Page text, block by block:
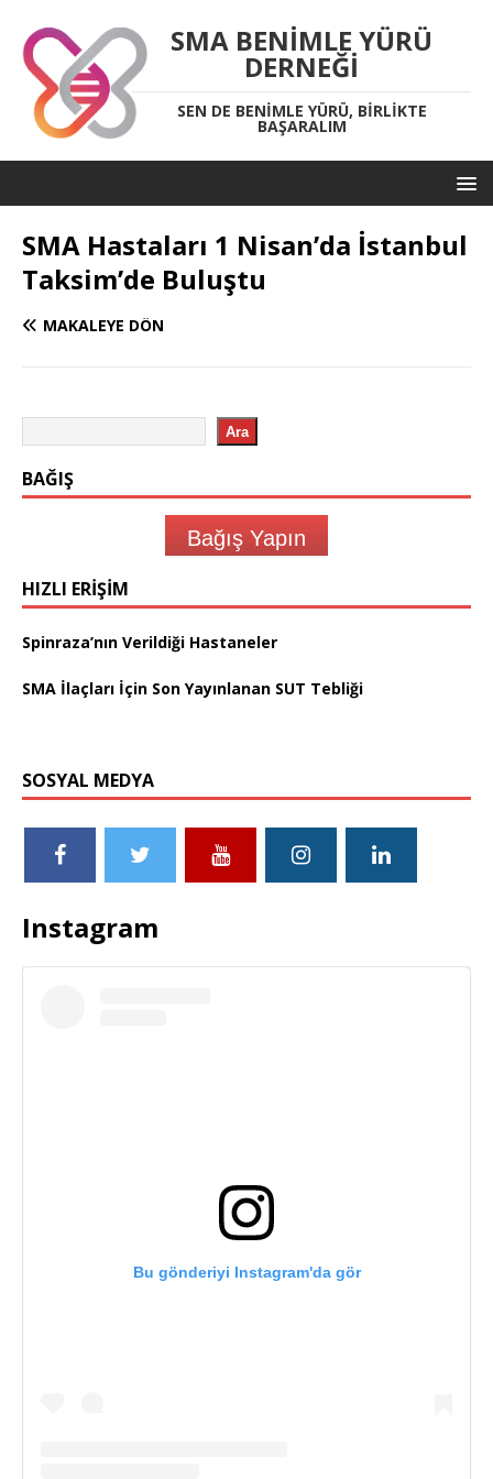
SMA BENIMLE YÜRÜ
DERNEĞI
SEN DE BENIMLE YÜRÜ, BIRLIKTE
BAŞARALIM
SMA Hastaları 1 Nisan’da İstanbul
Taksim’de Buluştu
MAKALEYE DÖN
Ara
BAĞIŞ
Bağış Yapın
HIZLI ERIŞIM
Spinraza’nın Verildiği Hastaneler
SMA İlaçları İçin Son Yayınlanan SUT Tebliği
SOSYAL MEDYA
Instagram
Bu gönderiyi Instagram'da gör